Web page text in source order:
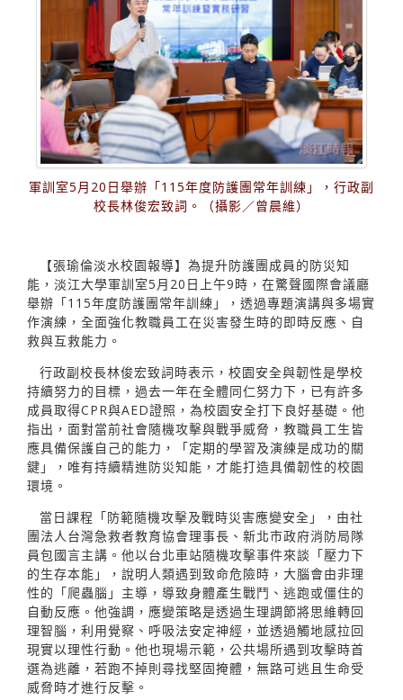
軍訓室5月20日舉辦「115年度防護團常年訓練」，行政副
校長林俊宏致詞。（攝影／曾晨維）
【張瑜倫淡水校園報導】為提升防護團成員的防災知
能，淡江大學軍訓室5月20日上午9時，在驚聲國際會議廳
舉辦「115年度防護團常年訓練」，透過專題演講與多場實
作演練，全面強化教職員工在災害發生時的即時反應、自
救與互救能力。
行政副校長林俊宏致詞時表示，校園安全與韌性是學校
持續努力的目標，過去一年在全體同仁努力下，已有許多
成員取得CPR與AED證照，為校園安全打下良好基礎。他
指出，面對當前社會隨機攻擊與戰爭威脅，教職員工生皆
應具備保護自己的能力，「定期的學習及演練是成功的關
鍵」，唯有持續精進防災知能，才能打造具備韌性的校園
環境。
當日課程「防範隨機攻擊及戰時災害應變安全」，由社
團法人台灣急救者教育協會理事長、新北市政府消防局隊
員包國言主講。他以台北車站隨機攻擊事件來談「壓力下
的生存本能」，說明人類遇到致命危險時，大腦會由非理
性的「爬蟲腦」主導，導致身體產生戰鬥、逃跑或僵住的
自動反應。他強調，應變策略是透過生理調節將思維轉回
理智腦，利用覺察、呼吸法安定神經，並透過觸地感拉回
現實以理性行動。他也現場示範，公共場所遇到攻擊時首
選為逃離，若跑不掉則尋找堅固掩體，無路可逃且生命受
威脅時才進行反擊。